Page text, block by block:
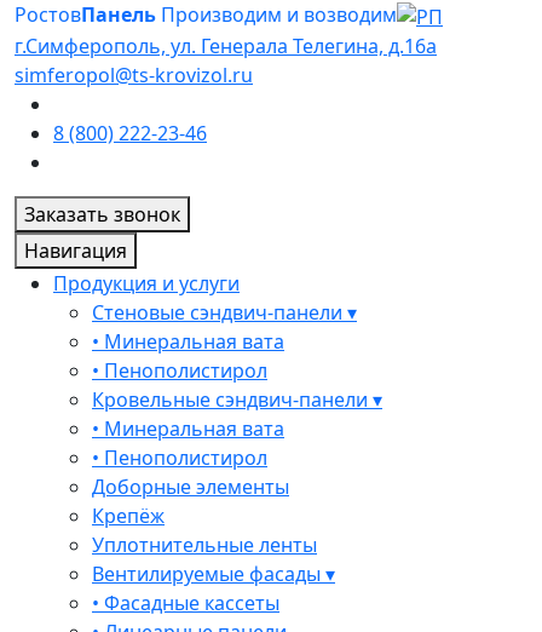
РостовПанель Производим и возводим
г.Симферополь, ул. Генерала Телегина, д.16а
simferopol@ts-krovizol.ru
8 (800) 222-23-46
Заказать звонок
Навигация
Продукция и услуги
Стеновые сэндвич-панели ▾
• Минеральная вата
• Пенополистирол
Кровельные сэндвич-панели ▾
• Минеральная вата
• Пенополистирол
Доборные элементы
Крепёж
Уплотнительные ленты
Вентилируемые фасады ▾
• Фасадные кассеты